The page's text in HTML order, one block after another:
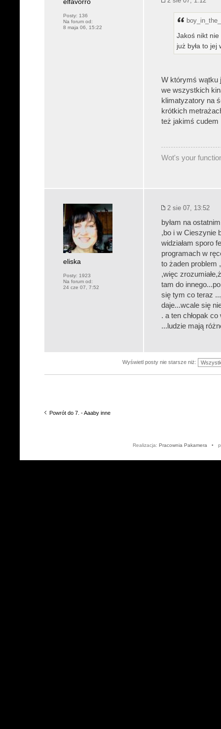
Posty: 136
Na forum od:
8 maja 06, 15:22
Jakoś nikt
już była to jej
W którymś wątku
we wszystkich
klimatyzatory na
krótkich
też jakimś cudem
Wot's your
eliska
Posty: 1923
Na forum od:
24 cze 07, 7:52
2 sie 07, 13:52
byłam na
,bo i w Cieszynie
widziałam sporo
programach w
to żaden problem
,więc
tam do
się tym co teraz
daje...wcale się
. a ten chłopak
...ludzie mają
Wyświetl posty nie starsze niż:
Powrót do 7. - Aaaby inne
Realizacja: Pracownia Pakamera•